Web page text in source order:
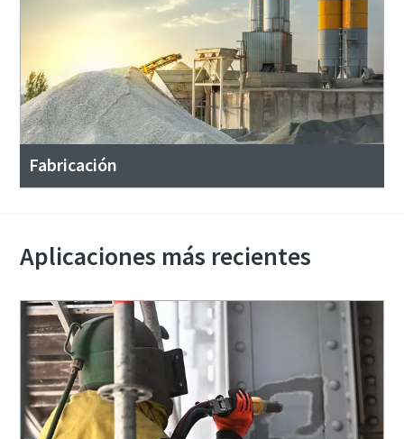
Fabricación
Aplicaciones más recientes